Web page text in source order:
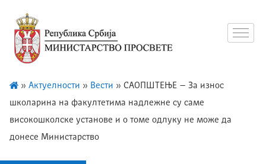
» Актуелности » Вести » СAOПШТЕЊЕ – За износ
школарина на факултетима надлежне су саме
високошколске установе и о томе одлуку не може да
донесе Министарство